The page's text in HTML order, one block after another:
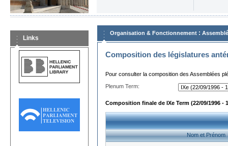
Links
Organisation & Fonctionnement :
Composition des législatures
Pour consulter la composition des Assemblées
Plenum Term:
Composition finale de IXe Term (22/09/1996 -
Nom et Prénom